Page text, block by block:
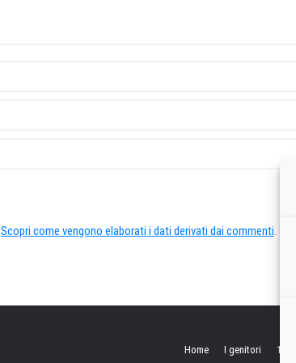
Scopri come vengono elaborati i dati derivati dai commenti.
Home I genitori 1960